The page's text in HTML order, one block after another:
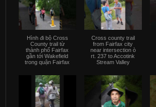
Hình đi bộ Cross
County trail từ
thành phố Fairfax
gần tới Wakefield
trong quận Fairfax
Cross county trail
from Fairfax city
near intersection ò
rt. 237 to Accotink
Stream Valley